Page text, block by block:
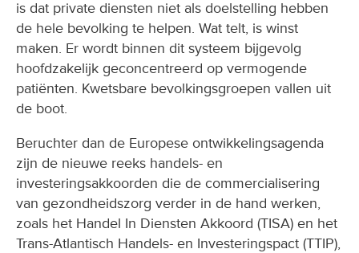
is dat private diensten niet als doelstelling hebben
de hele bevolking te helpen. Wat telt, is winst
maken. Er wordt binnen dit systeem bijgevolg
hoofdzakelijk geconcentreerd op vermogende
patiënten. Kwetsbare bevolkingsgroepen vallen uit
de boot.
Beruchter dan de Europese ontwikkelingsagenda
zijn de nieuwe reeks handels- en
investeringsakkoorden die de commercialisering
van gezondheidszorg verder in de hand werken,
zoals het Handel In Diensten Akkoord (TISA) en het
Trans-Atlantisch Handels- en Investeringspact (TTIP),